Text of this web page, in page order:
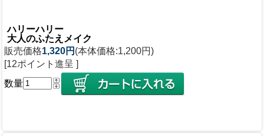
ハリーハリー
大人のふたえメイク
販売価格1,320円 (本体価格:1,200円)
[12ポイント進呈 ]
数量